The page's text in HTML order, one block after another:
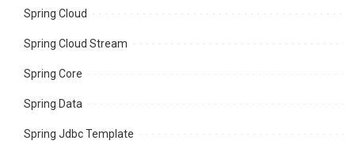
Spring Cloud
Spring Cloud Stream
Spring Core
Spring Data
Spring Jdbc Template